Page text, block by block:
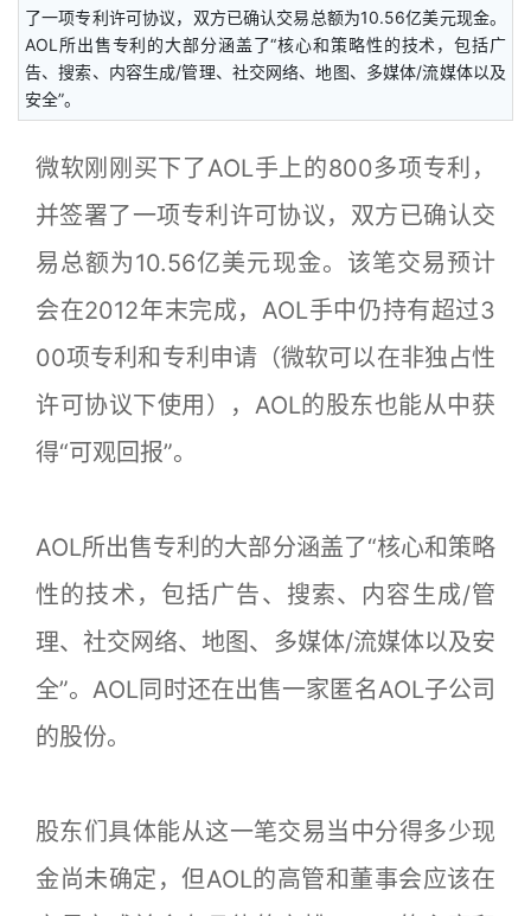
了一项专利许可协议，双方已确认交易总额为10.56亿美元现金。
AOL所出售专利的大部分涵盖了“核心和策略性的技术，包括广
告、搜索、内容生成/管理、社交网络、地图、多媒体/流媒体以及
安全”。
微软刚刚买下了AOL手上的800多项专利，
并签署了一项专利许可协议，双方已确认交
易总额为10.56亿美元现金。该笔交易预计
会在2012年末完成，AOL手中仍持有超过3
00项专利和专利申请（微软可以在非独占性
许可协议下使用），AOL的股东也能从中获
得“可观回报”。
AOL所出售专利的大部分涵盖了“核心和策略
性的技术，包括广告、搜索、内容生成/管
理、社交网络、地图、多媒体/流媒体以及安
全”。AOL同时还在出售一家匿名AOL子公司
的股份。
股东们具体能从这一笔交易当中分得多少现
金尚未确定，但AOL的高管和董事会应该在